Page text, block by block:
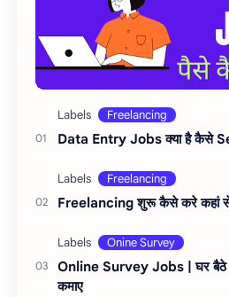
Data Entry Jobs क्या है कैसे
Freelancing शुरू कैसे करे कहां
Online Survey Jobs | घर बैठे
कमाए